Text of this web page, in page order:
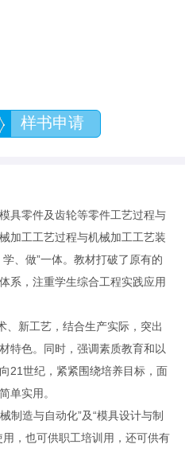
样书申请
具零件及齿轮等零件工艺过程与
加工工艺过程与机械加工工艺装
、做”一体。教材打破了原有的
系，注重学生综合工程实践应用
新工艺，结合生产实际，突出
特色。同时，强调素质教育和以
21世纪，紧紧围绕培养目标，面
单实用。
造与自动化”及“模具设计与制
，也可供职工培训用，还可供有